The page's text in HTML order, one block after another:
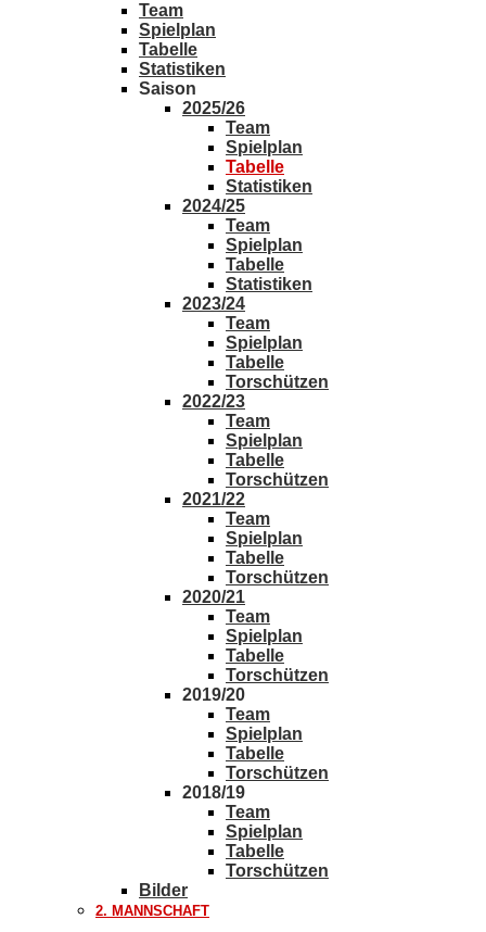
Team
Spielplan
Tabelle
Statistiken
Saison
2025/26
Team
Spielplan
Tabelle
Statistiken
2024/25
Team
Spielplan
Tabelle
Statistiken
2023/24
Team
Spielplan
Tabelle
Torschützen
2022/23
Team
Spielplan
Tabelle
Torschützen
2021/22
Team
Spielplan
Tabelle
Torschützen
2020/21
Team
Spielplan
Tabelle
Torschützen
2019/20
Team
Spielplan
Tabelle
Torschützen
2018/19
Team
Spielplan
Tabelle
Torschützen
Bilder
2. MANNSCHAFT